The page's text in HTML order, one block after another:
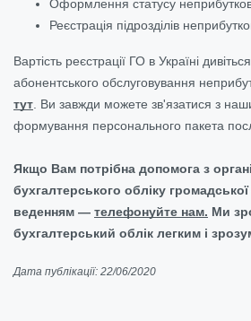
Оформлення статусу
Реєстрація підрозділів
Вартість реєстрації ГО в Україні дивіться
абонентського обслуговування
тут. Ви завжди можете зв'язатися з
формування персонального пакета
Якщо Вам потрібна допомога з
бухгалтерського обліку громадської
веденням — телефонуйте нам. Ми
бухгалтерський облік легким і
Дата публікації: 22/06/2020